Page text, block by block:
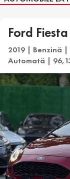
Ford Fiesta
2019 | Benzină |
Automată |